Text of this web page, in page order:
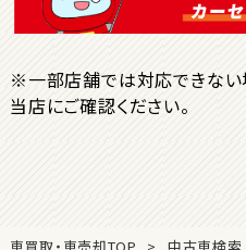
トヨタ
ヤ
※一部店舗では対応できない
当店にご確認ください。